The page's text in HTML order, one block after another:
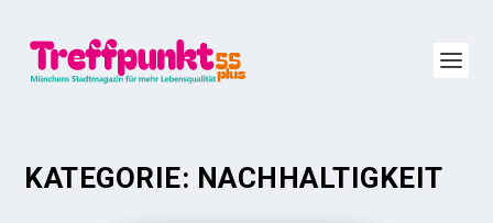
KATEGORIE: NACHHALTIGKEIT